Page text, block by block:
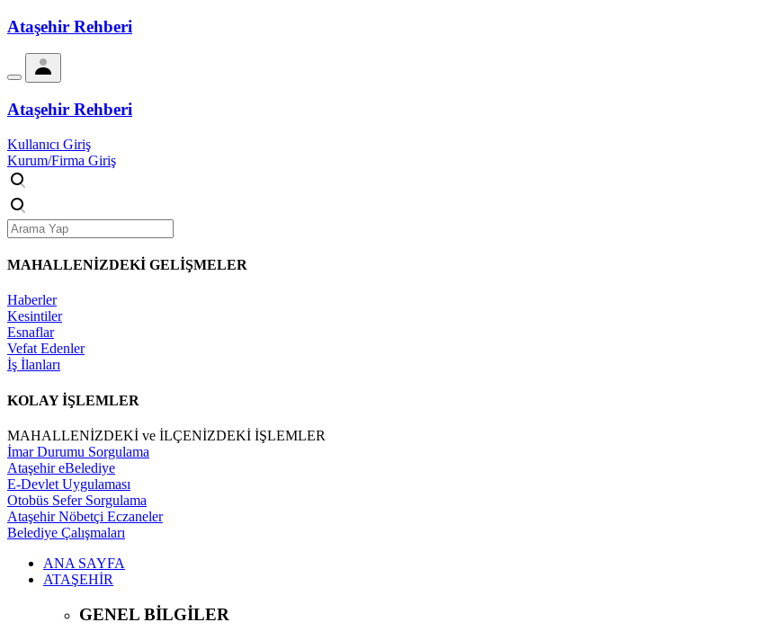
Ataşehir Rehberi
Ataşehir Rehberi
Kullanıcı Giriş
Kurum/Firma Giriş
MAHALLENİZDEKİ GELİŞMELER
Haberler
Kesintiler
Esnaflar
Vefat Edenler
İş İlanları
KOLAY İŞLEMLER
MAHALLENİZDEKİ ve İLÇENİZDEKİ İŞLEMLER
İmar Durumu Sorgulama
Ataşehir eBelediye
E-Devlet Uygulaması
Otobüs Sefer Sorgulama
Ataşehir Nöbetçi Eczaneler
Belediye Çalışmaları
ANA SAYFA
ATAŞEHİR
GENEL BİLGİLER